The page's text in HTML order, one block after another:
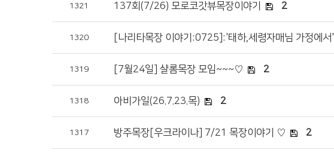
1321 137회(7/26) 모로코갓뷰목장이야기 2
1320 [나리타목장 이야기:0725]:'태하,세령자매님 가정에서'
1319 [7월24일] 샬롬목장 모임~~~♡ 2
1318 아비가일(26.7.23.목) 2
1317 방주목장[우크라이나] 7/21 목장이야기 ♡ 2